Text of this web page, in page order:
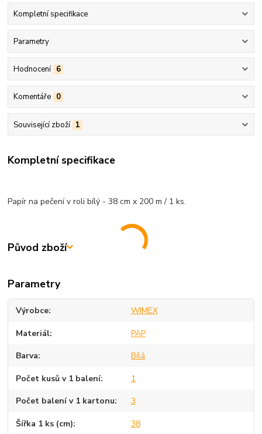
Kompletní specifikace
Parametry
Hodnocení 6
Komentáře 0
Související zboží 1
Kompletní specifikace
Papír na pečení v roli bílý - 38 cm x 200 m / 1 ks.
Původ zboží
Parametry
Výrobce WIMEX
Materiál PAP
Barva Bílá
Počet kusů v 1 balení 1
Počet balení v 1 kartonu 3
Šířka 1 ks (cm) 38